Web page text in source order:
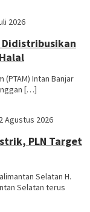
2026
Didistribusikan
(PTAM) Intan Banjar
[…]
2 Agustus 2026
PLN Target
Selatan H.
Selatan terus